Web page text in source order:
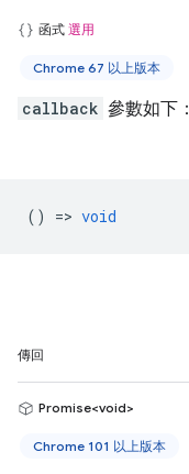
函式 選用
Chrome 67 以上版本
callback 參數如下：
() => void
傳回
Promise<void>
Chrome 101 以上版本